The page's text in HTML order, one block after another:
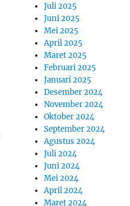
Juli 2025
Juni 2025
Mei 2025
April 2025
Maret 2025
Februari 2025
Januari 2025
Desember 2024
November 2024
Oktober 2024
September 2024
Agustus 2024
Juli 2024
Juni 2024
Mei 2024
April 2024
Maret 2024